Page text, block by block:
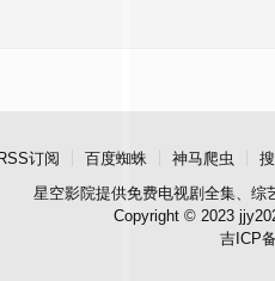
订阅 百度蜘蛛 神马爬虫
星空影院提供免费电视剧全集、综
Copyright © 2023
吉ICP